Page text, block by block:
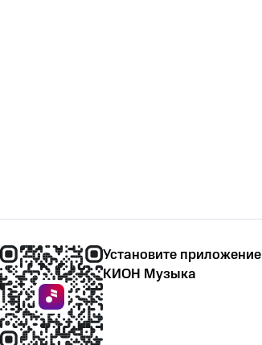
Установите приложение
КИОН Музыка